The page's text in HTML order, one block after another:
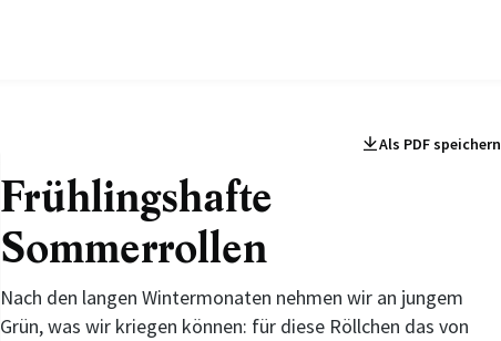
Als PDF speichern
Frühlingshafte
Sommerrollen
Nach den langen Wintermonaten nehmen wir an jungem
Grün, was wir kriegen können: für diese Röllchen das von